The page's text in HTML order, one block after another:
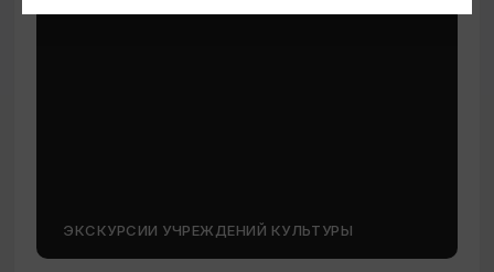
ЭКСКУРСИИ УЧРЕЖДЕНИЙ КУЛЬТУРЫ